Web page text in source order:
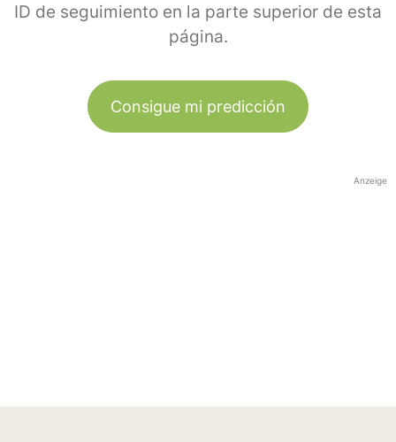
ID de seguimiento en la parte superior de esta
página.
Consigue mi predicción
Anzeige